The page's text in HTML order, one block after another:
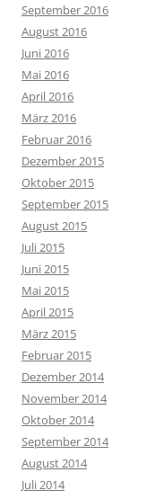
September 2016
August 2016
Juni 2016
Mai 2016
April 2016
März 2016
Februar 2016
Dezember 2015
Oktober 2015
September 2015
August 2015
Juli 2015
Juni 2015
Mai 2015
April 2015
März 2015
Februar 2015
Dezember 2014
November 2014
Oktober 2014
September 2014
August 2014
Juli 2014